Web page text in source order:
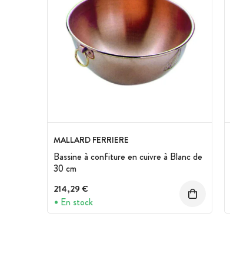
MALLARD FERRIERE
Bassine à confiture en cuivre à Blanc de
30 cm
214,29 €
En stock